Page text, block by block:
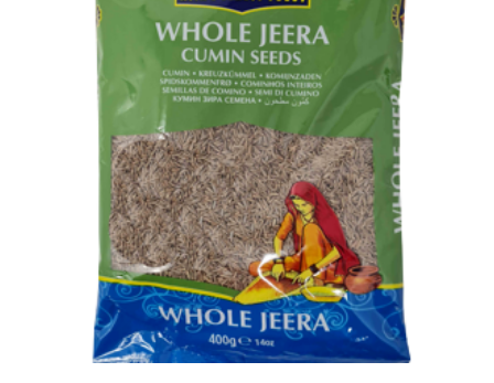
r
a
m
s
-
c
a
r
d